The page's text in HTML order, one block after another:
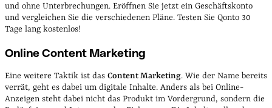
und ohne Unterbrechungen. Eröffnen Sie jetzt ein Geschäftskonto
und vergleichen Sie die verschiedenen Pläne. Testen Sie Qonto 30
Tage lang kostenlos!
Online Content Marketing
Eine weitere Taktik ist das Content Marketing. Wie der Name bereits
verrät, geht es dabei um digitale Inhalte. Anders als bei Online-
Anzeigen steht dabei nicht das Produkt im Vordergrund, sondern die